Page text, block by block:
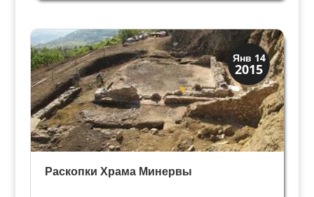
классического права, дошедший до нас в
изменений V века при...
Янв 14
2015
История
Открытия
Раскопки Храма Минервы